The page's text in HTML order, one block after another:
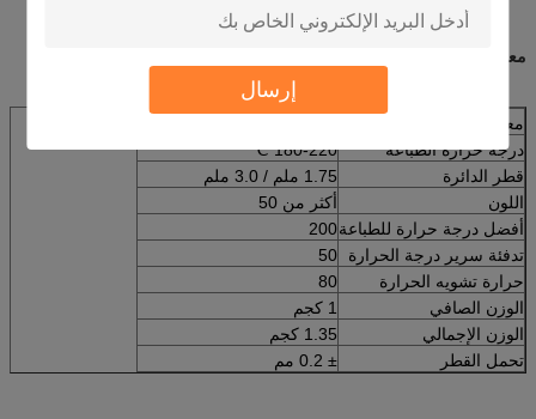
إرسال
معلومات المنتج
معلمة المنتج
درجة حرارة الطباعة
180-220 ℃
قطر الدائرة
1.75 ملم / 3.0 ملم
اللون
أكثر من 50
أفضل درجة حرارة للطباعة200
تدفئة سرير درجة الحرارة
50
حرارة تشويه الحرارة
80
الوزن الصافي
1 كجم
الوزن الإجمالي
1.35 كجم
تحمل القطر
± 0.2 مم